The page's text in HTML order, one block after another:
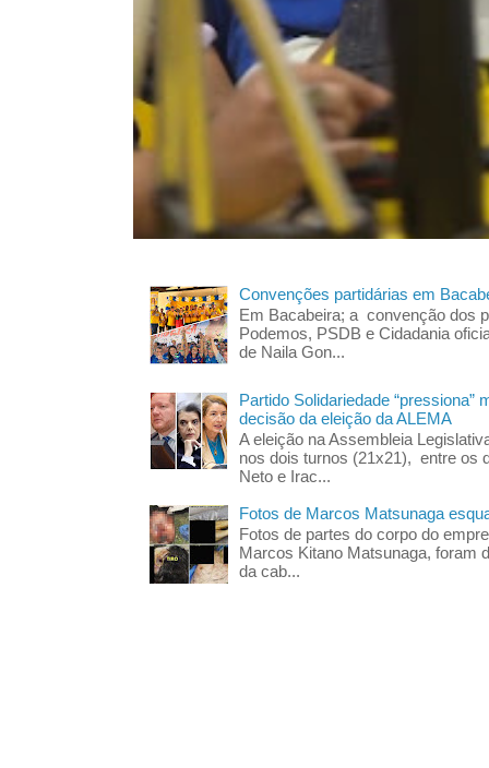
Convenções partidárias em
Em Bacabeira; a convenção dos
Podemos, PSDB e Cidadania
de Naila Gon...
Partido Solidariedade “pressiona”
decisão da eleição da ALEMA
A eleição na Assembleia
nos dois turnos (21x21), entre os
Neto e Irac...
Fotos de Marcos Matsunaga
Fotos de partes do corpo do
Marcos Kitano Matsunaga, foram
da cab...